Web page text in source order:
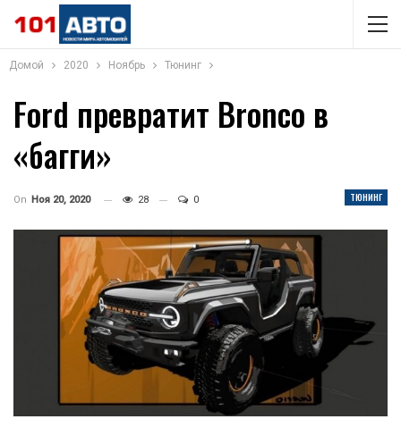
Домой 2020 Ноябрь Тюнинг
Ford превратит Bronco в
«багги»
ТЮНИНГ
On Ноя 20, 2020 28 0